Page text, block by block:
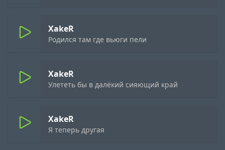
XakeR
Родился там где вьюги пели
XakeR
Улететь бы в далёкий сияющий край
XakeR
Я теперь другая